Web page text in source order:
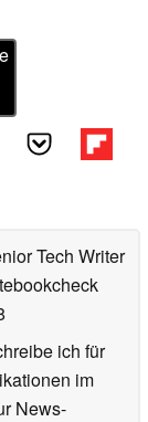
Tech Writer
ich für
im
News-